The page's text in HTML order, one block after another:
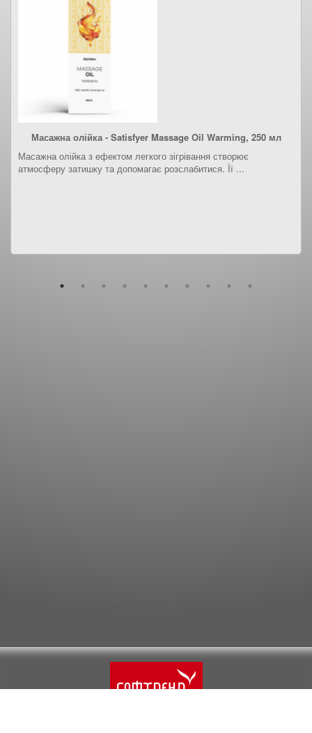
Масажна олійка - Satisfyer Massage Oil Warming, 250 мл
Масажна олійка з ефектом легкого зігрівання створює
атмосферу затишку та допомагає розслабитися. Її ...